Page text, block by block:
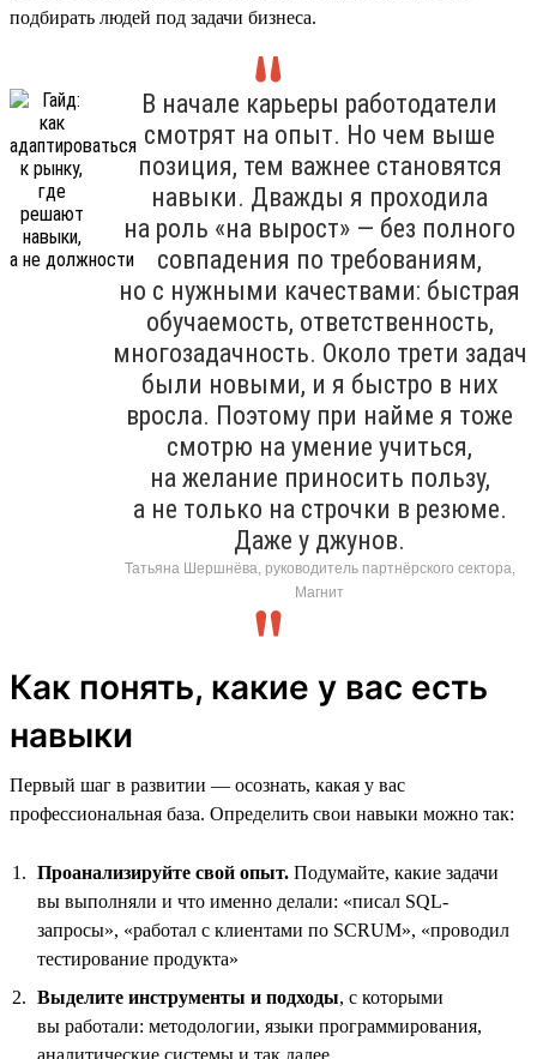
подбирать людей под задачи бизнеса.
В начале карьеры работодатели
смотрят на опыт. Но чем выше
позиция, тем важнее становятся
навыки. Дважды я проходила
на роль «на вырост» — без полного
совпадения по требованиям,
но с нужными качествами: быстрая
обучаемость, ответственность,
многозадачность. Около трети задач
были новыми, и я быстро в них
вросла. Поэтому при найме я тоже
смотрю на умение учиться,
на желание приносить пользу,
а не только на строчки в резюме.
Даже у джунов.
Татьяна Шершнёва, руководитель партнёрского сектора,
Магнит
Как понять, какие у вас есть
навыки
Первый шаг в развитии — осознать, какая у вас
профессиональная база. Определить свои навыки можно так:
Проанализируйте свой опыт. Подумайте, какие задачи
вы выполняли и что именно делали: «писал SQL-
запросы», «работал с клиентами по SCRUM», «проводил
тестирование продукта»
Выделите инструменты и подходы, с которыми
вы работали: методологии, языки программирования,
аналитические системы и так далее